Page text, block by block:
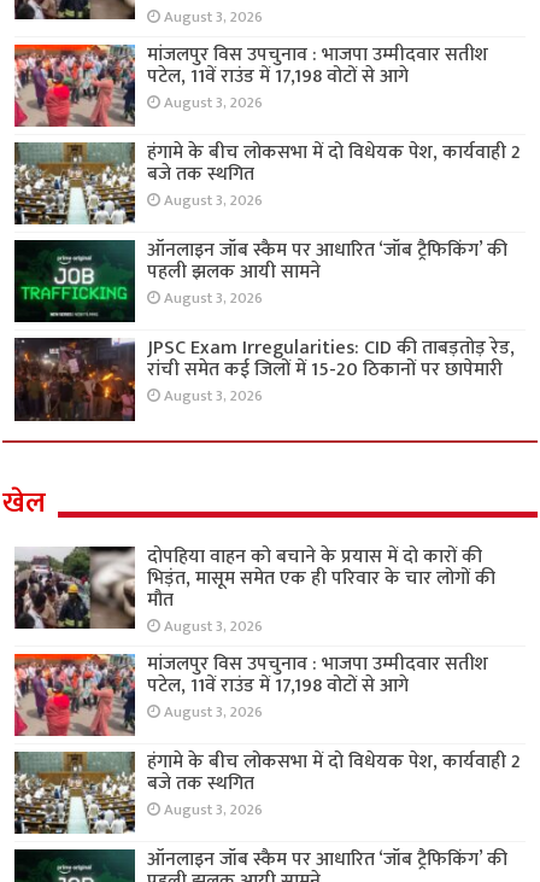
August 3, 2026
मांजलपुर विस उपचुनाव : भाजपा उम्मीदवार सतीश
पटेल, 11वें राउंड में 17,198 वोटों से आगे
August 3, 2026
हंगामे के बीच लोकसभा में दो विधेयक पेश, कार्यवाही 2
बजे तक स्थगित
August 3, 2026
ऑनलाइन जॉब स्कैम पर आधारित ‘जॉब ट्रैफिकिंग’ की
पहली झलक आयी सामने
August 3, 2026
JPSC Exam Irregularities: CID की ताबड़तोड़ रेड,
रांची समेत कई जिलों में 15-20 ठिकानों पर छापेमारी
August 3, 2026
खेल
दोपहिया वाहन को बचाने के प्रयास में दो कारों की
भिड़ंत, मासूम समेत एक ही परिवार के चार लोगों की
मौत
August 3, 2026
मांजलपुर विस उपचुनाव : भाजपा उम्मीदवार सतीश
पटेल, 11वें राउंड में 17,198 वोटों से आगे
August 3, 2026
हंगामे के बीच लोकसभा में दो विधेयक पेश, कार्यवाही 2
बजे तक स्थगित
August 3, 2026
ऑनलाइन जॉब स्कैम पर आधारित ‘जॉब ट्रैफिकिंग’ की